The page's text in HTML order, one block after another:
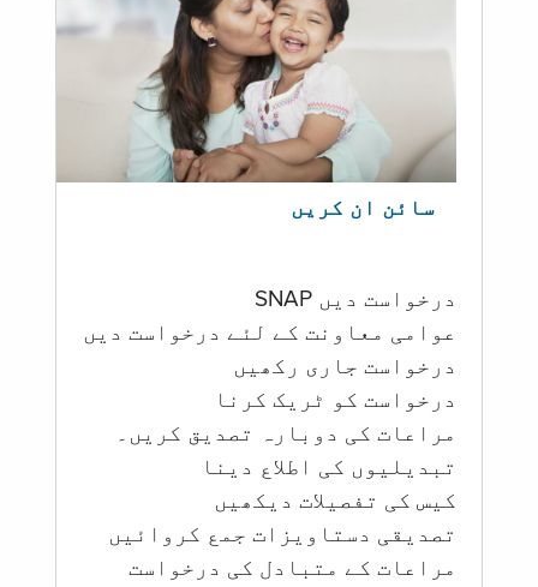
سائن ان کریں
درخواست دیں SNAP
عوامی معاونت کے لئے درخواست دیں
درخواست جاری رکھیں
درخواست کو ٹریک کرنا
مراعات کی دوبارہ تصدیق کریں۔
تبدیلیوں کی اطلاع دینا
کیس کی تفصیلات دیکھیں
تصدیقی دستاویزات جمع کروائیں
مراعات کے متبادل کی درخواست